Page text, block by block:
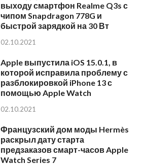
выходу смартфон Realme Q3s с
чипом Snapdragon 778G и
быстрой зарядкой на 30 Вт
02.10.2021
Apple выпустила iOS 15.0.1, в
которой исправила проблему с
разблокировкой iPhone 13 с
помощью Apple Watch
02.10.2021
Французский дом моды Hermès
раскрыл дату старта
предзаказов смарт-часов Apple
Watch Series 7